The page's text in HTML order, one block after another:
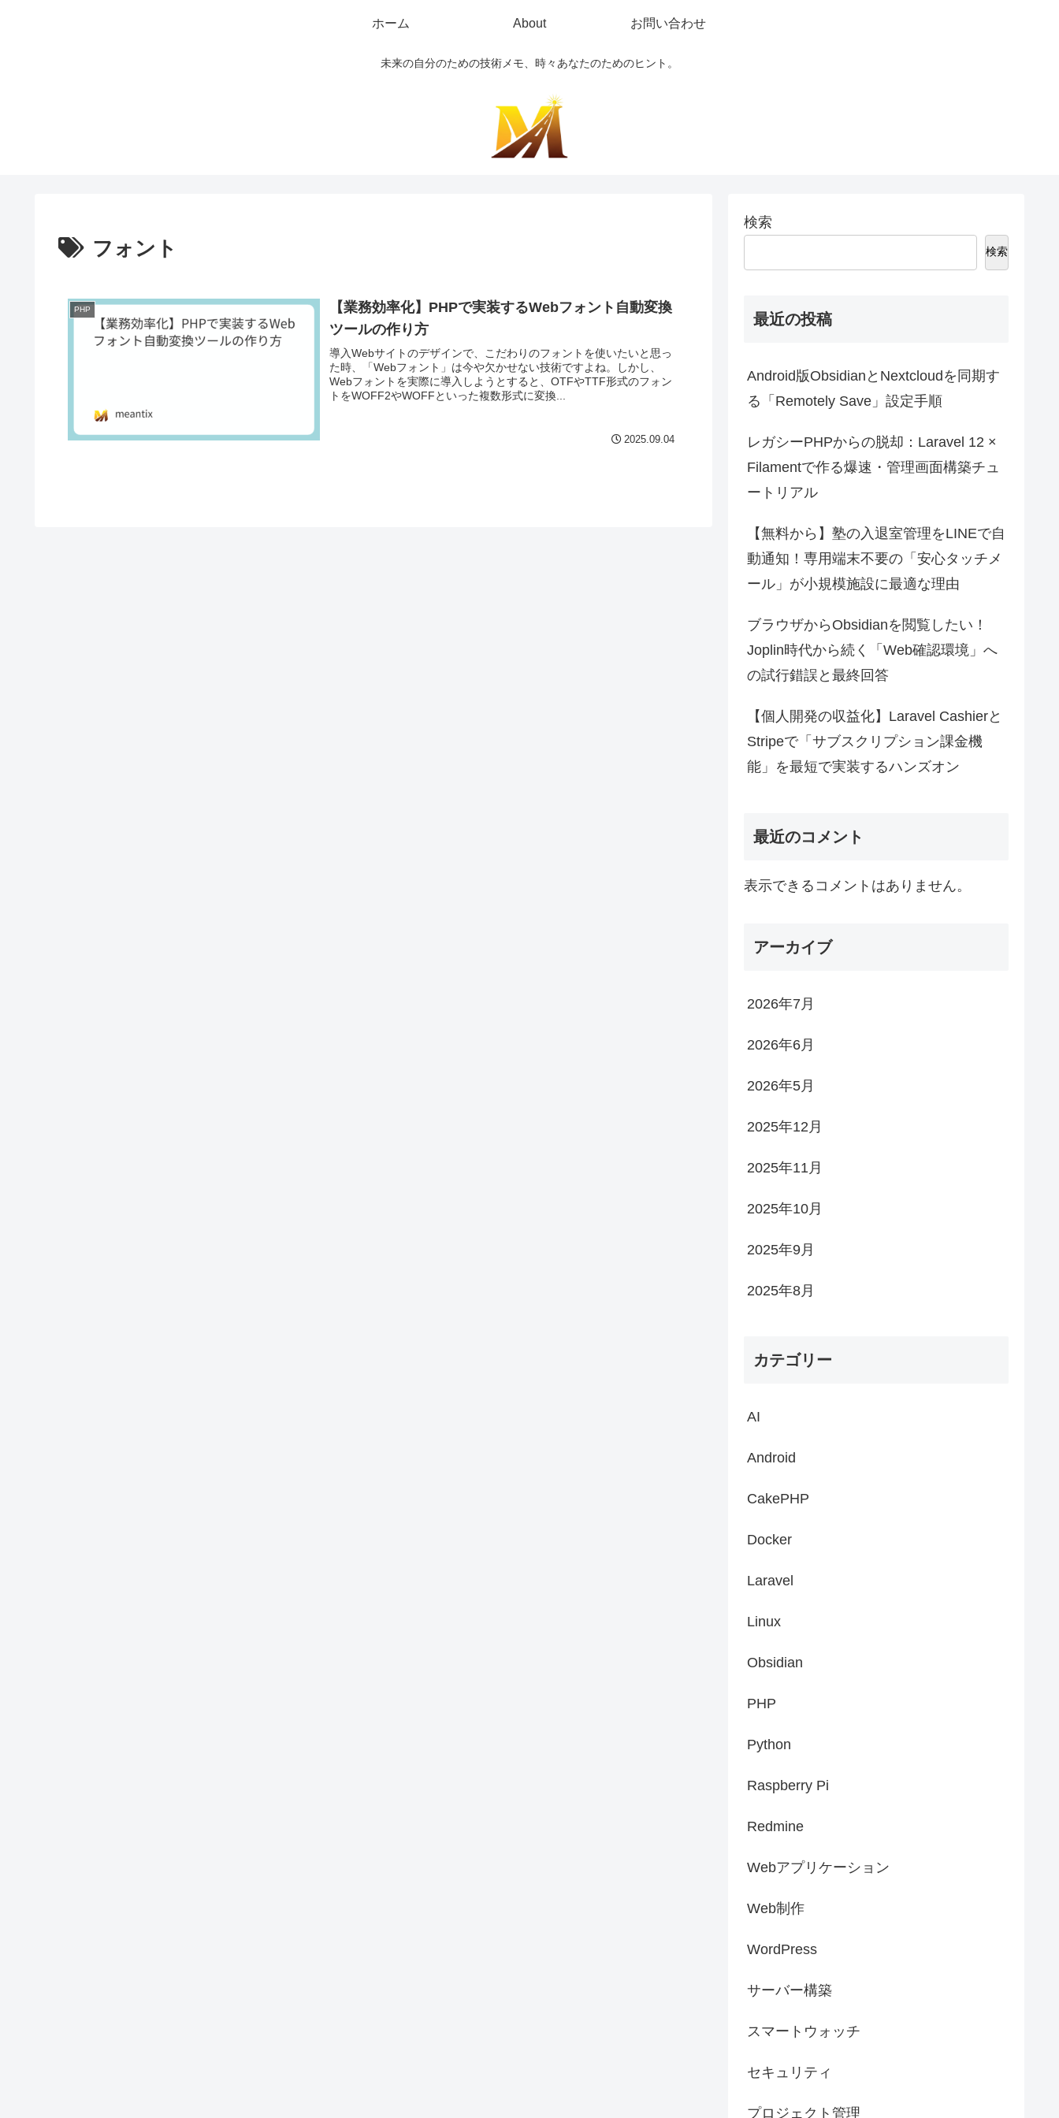
未来の自分のための技術メモ、時々あなたのためのヒント。
ホーム About お問い合わせ
フォント
PHP
【業務効率化】PHPで実装するWebフォント自動変換
ツールの作り方
導入Webサイトのデザインで、こだわりのフォントを使いたいと思っ
た時、「Webフォント」は今や欠かせない技術ですよね。しかし、
Webフォントを実際に導入しようとすると、OTFやTTF形式のフォン
トをWOFF2やWOFFといった複数形式に変換...
2025.09.04
検索
検索
最近の投稿
Android版ObsidianとNextcloudを同期す
る「Remotely Save」設定手順
レガシーPHPからの脱却：Laravel 12 ×
Filamentで作る爆速・管理画面構築チュ
ートリアル
【無料から】塾の入退室管理をLINEで自
動通知！専用端末不要の「安心タッチメ
ール」が小規模施設に最適な理由
ブラウザからObsidianを閲覧したい！
Joplin時代から続く「Web確認環境」へ
の試行錯誤と最終回答
【個人開発の収益化】Laravel Cashierと
Stripeで「サブスクリプション課金機
能」を最短で実装するハンズオン
最近のコメント
表示できるコメントはありません。
アーカイブ
2026年7月
2026年6月
2026年5月
2025年12月
2025年11月
2025年10月
2025年9月
2025年8月
カテゴリー
AI
Android
CakePHP
Docker
Laravel
Linux
Obsidian
PHP
Python
Raspberry Pi
Redmine
Webアプリケーション
Web制作
WordPress
サーバー構築
スマートウォッチ
セキュリティ
プロジェクト管理